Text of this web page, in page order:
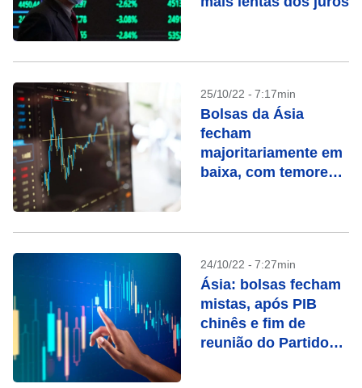
25/10/22 - 7:17min
Bolsas da Ásia
fecham
majoritariamente em
baixa, com temores
24/10/22 - 7:27min
Ásia: bolsas fecham
mistas, após PIB
chinês e fim de
reunião do Partido